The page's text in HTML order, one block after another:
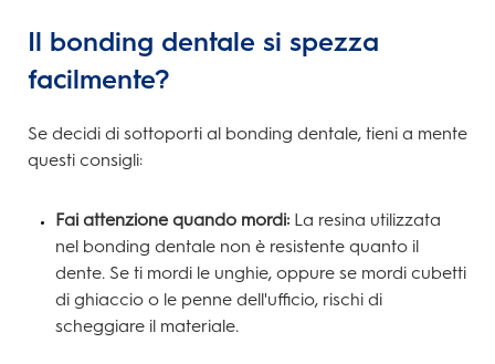
Il bonding dentale si spezza
facilmente?
Se decidi di sottoporti al bonding dentale, tieni a mente
questi consigli:
Fai attenzione quando mordi: La resina utilizzata
nel bonding dentale non è resistente quanto il
dente. Se ti mordi le unghie, oppure se mordi cubetti
di ghiaccio o le penne dell'ufficio, rischi di
scheggiare il materiale.